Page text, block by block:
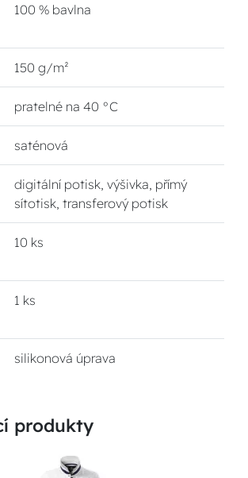
100 % bavlna
150 g/m²
pratelné na 40 °C
saténová
digitální potisk, výšivka, přímý
sítotisk, transferový potisk
10 ks
1 ks
silikonová úprava
produkty